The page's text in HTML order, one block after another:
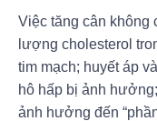
Việc tăng cân
lượng cholesterol
tim mạch; huyết áp
hô hấp bị ảnh
ảnh hưởng đến